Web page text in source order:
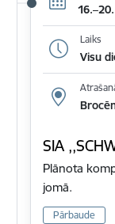
Laiks
Visu
SIA
Plānota
jomā.
Pārbaude